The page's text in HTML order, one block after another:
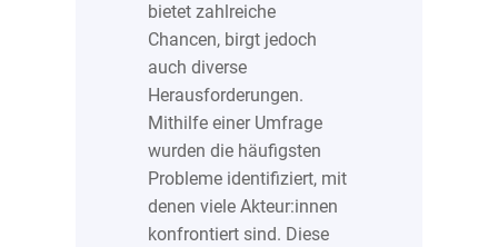
bietet zahlreiche
Chancen, birgt jedoch
auch diverse
Herausforderungen.
Mithilfe einer Umfrage
wurden die häufigsten
Probleme identifiziert, mit
denen viele Akteur:innen
konfrontiert sind. Diese